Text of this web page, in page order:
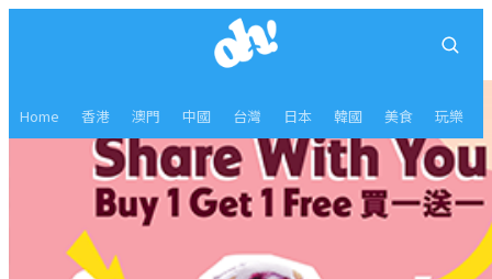
Home 香港 澳門 中國 台灣 日本 韓國 美食 玩樂